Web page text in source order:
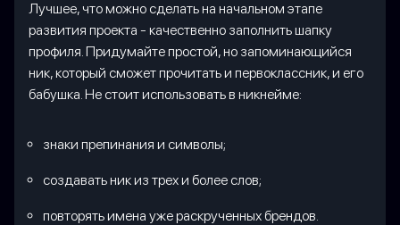
Лучшее, что можно сделать на начальном этапе
развития проекта - качественно заполнить шапку
профиля. Придумайте простой, но запоминающийся
ник, который сможет прочитать и первоклассник, и его
бабушка. Не стоит использовать в никнейме:
знаки препинания и символы;
создавать ник из трех и более слов;
повторять имена уже раскрученных брендов.